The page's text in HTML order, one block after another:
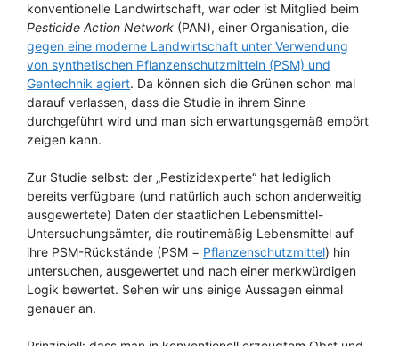
konventionelle Landwirtschaft, war oder ist Mitglied beim
Pesticide Action Network (PAN), einer Organisation, die
gegen eine moderne Landwirtschaft unter Verwendung
von synthetischen Pflanzenschutzmitteln (PSM) und
Gentechnik agiert. Da können sich die Grünen schon mal
darauf verlassen, dass die Studie in ihrem Sinne
durchgeführt wird und man sich erwartungsgemäß empört
zeigen kann.
Zur Studie selbst: der „Pestizidexperte“ hat lediglich
bereits verfügbare (und natürlich auch schon anderweitig
ausgewertete) Daten der staatlichen Lebensmittel-
Untersuchungsämter, die routinemäßig Lebensmittel auf
ihre PSM-Rückstände (PSM = Pflanzenschutzmittel) hin
untersuchen, ausgewertet und nach einer merkwürdigen
Logik bewertet. Sehen wir uns einige Aussagen einmal
genauer an.